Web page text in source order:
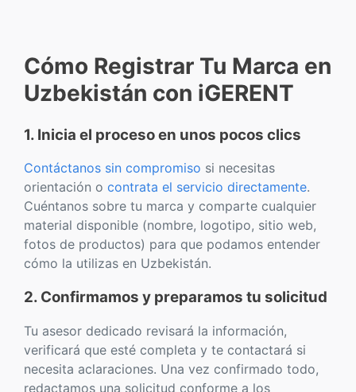
Cómo Registrar Tu Marca en
Uzbekistán con iGERENT
1. Inicia el proceso en unos pocos clics
Contáctanos sin compromiso si necesitas
orientación o contrata el servicio directamente.
Cuéntanos sobre tu marca y comparte cualquier
material disponible (nombre, logotipo, sitio web,
fotos de productos) para que podamos entender
cómo la utilizas en Uzbekistán.
2. Confirmamos y preparamos tu solicitud
Tu asesor dedicado revisará la información,
verificará que esté completa y te contactará si
necesita aclaraciones. Una vez confirmado todo,
redactamos una solicitud conforme a los